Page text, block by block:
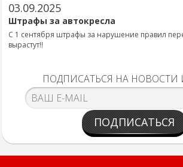
03.09.2025
Штрафы за автокресла
С 1 сентября штрафы за нарушение правил
вырастут!!
ПОДПИСАТЬСЯ НА НОВОСТИ
ПОДПИСАТЬСЯ